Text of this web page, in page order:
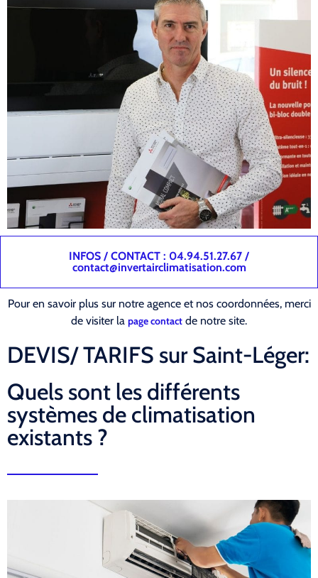
INFOS / CONTACT : 04.94.51.27.67 /
contact@invertairclimatisation.com
Pour en savoir plus sur notre agence et nos coordonnées, merci
de visiter la page contact de notre site.
DEVIS/ TARIFS sur Saint-Léger:
Quels sont les différents
systèmes de climatisation
existants ?